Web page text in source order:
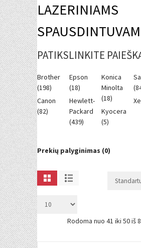
LAZERINIAMS
PATIKSLINKITE
Brother
(198)
Canon
(82)
Epson
(18)
Hewlett-
Packard
(439)
Konica
Minolta
(18)
Kyocera
(5)
Prekių palyginimas (0)
Rodoma nuo 41 iki 50 iš